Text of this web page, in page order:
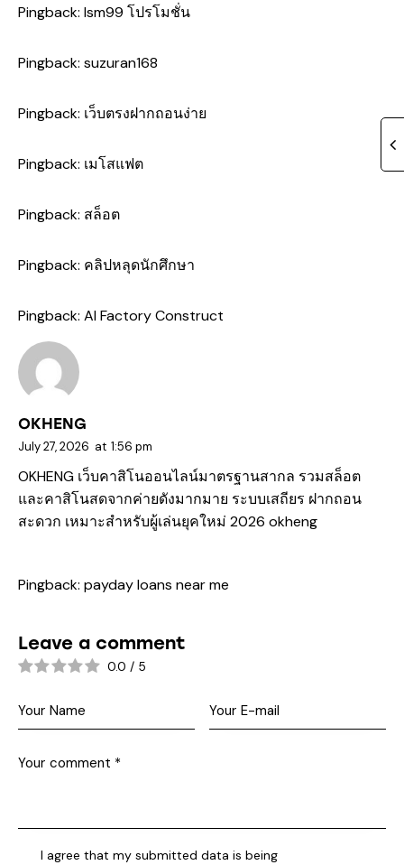
Pingback: lsm99 โปรโมชั่น
Pingback: suzuran168
Pingback: เว็บตรงฝากถอนง่าย
Pingback: เมโสแฟต
Pingback: สล็อต
Pingback: คลิปหลุดนักศึกษา
Pingback: AI Factory Construct
OKHENG
July 27, 2026 at 1:56 pm
OKHENG เว็บคาสิโนออนไลน์มาตรฐานสากล รวมสล็อต
และคาสิโนสดจากค่ายดังมากมาย ระบบเสถียร ฝากถอน
สะดวก เหมาะสำหรับผู้เล่นยุคใหม่ 2026 okheng
Pingback: payday loans near me
Leave a comment
0.0 / 5
I agree that my submitted data is being